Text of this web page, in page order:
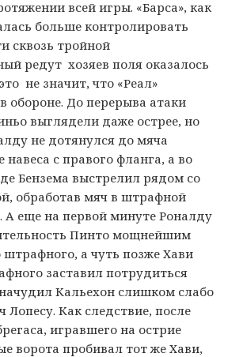
всей игры. «Барса», как
больше контролировать
сквозь тройной
редут хозяев поля оказалось
не значит, что «Реал»
обороне. До перерыва атаки
выглядели даже острее, но
не дотянулся до мяча
навеса с правого фланга, а во
Бензема выстрелил рядом со
обработав мяч в штрафной
А еще на первой минуте Роналду
Пинто мощнейшим
а чуть позже Хави
заставил потрудиться
Кальехон слишком слабо
Как следствие, после
игравшего на острие
ворота пробивал тот же Хави,